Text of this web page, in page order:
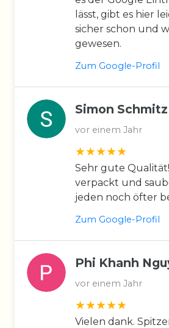
lässt, gibt es hier
sicher schon und
gewesen.
Zum Google-Profil
Simon Schmitz
vor einem Jahr
Sehr gute
verpackt und
jeden noch öfter
Zum Google-Profil
Phi Khanh
vor einem Jahr
Vielen dank.